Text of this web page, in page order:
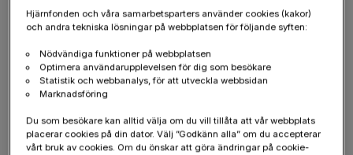
Forskarna har utvecklat en innovativ atlas över det
somatosensoriska (se faktaruta) systemet vid
– Vi har skapat en detaljerad karta, eller “atlas”, över
Hjärnfonden och våra samarbetsparters använder cookies (kakor)
och andra tekniska lösningar på webbplatsen för följande syften:
Nödvändiga funktioner på webbplatsen
Optimera användarupplevelsen för dig som besökare
Statistik och webbanalys, för att utveckla webbsidan
Marknadsföring
Du som besökare kan alltid välja om du vill tillåta att vår webbplats
placerar cookies på din dator. Välj ”Godkänn alla” om du accepterar
vårt bruk av cookies. Om du önskar att göra ändringar på cookie-